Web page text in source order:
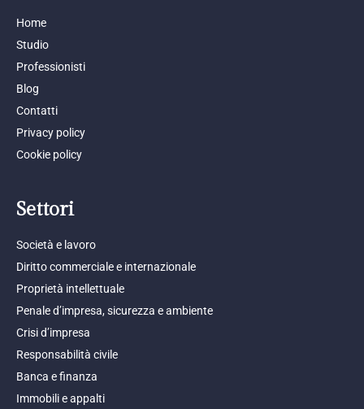
Home
Studio
Professionisti
Blog
Contatti
Privacy policy
Cookie policy
Settori
Società e lavoro
Diritto commerciale e internazionale
Proprietà intellettuale
Penale d’impresa, sicurezza e ambiente
Crisi d’impresa
Responsabilità civile
Banca e finanza
Immobili e appalti